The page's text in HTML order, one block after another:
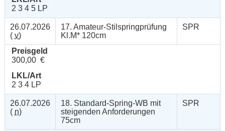
2 3 4 5 LP
26.07.2026
( v)
17. Amateur-Stilspringprüfung
Kl.M* 120cm
SPR
Preisgeld
300,00 €
LKL/Art
2 3 4 LP
26.07.2026
( n)
18. Standard-Spring-WB mit
steigenden Anforderungen
75cm
SPR